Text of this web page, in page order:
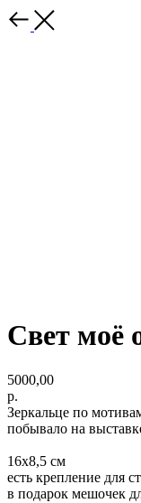
Свет моё
5000,00
р.
Зеркальце по
побывало на
16х8,5 см
есть крепление для
в подарок мешочек